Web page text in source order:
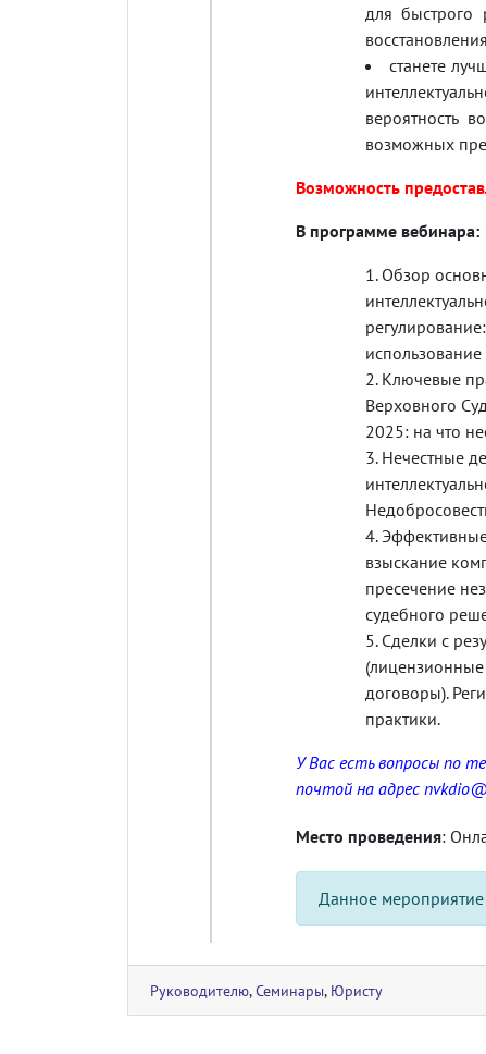
для быстрого
станете
вероятность
возможных
Возможность
В программе вебинара:
Обзор
использование
Ключевые
Верховного
2025: на что
Нечестные
взыскание
пресечение
судебного
Сделки с
договоры).
практики.
У Вас есть вопросы по
почтой на адрес
Место проведения:
Данное
Руководителю,Семинары, Юристу